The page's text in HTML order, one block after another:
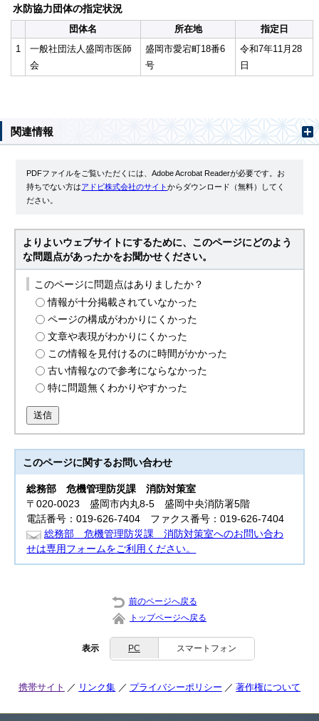
水防協力団体の指定状況
団体名
所在地
指定日
1
一般社団法人盛岡市医師
会
盛岡市愛宕町18番6
号
令和7年11月28
日
関連情報
PDFファイルをご覧いただくには、Adobe Acrobat Readerが必要です。お
持ちでない方はアドビ株式会社のサイトからダウンロード（無料）してく
ださい。
よりよいウェブサイトにするために、このページにどのよう
な問題点があったかをお聞かせください。
このページに問題点はありましたか？
情報が十分掲載されていなかった
ページの構成がわかりにくかった
文章や表現がわかりにくかった
この情報を見付けるのに時間がかかった
古い情報なので参考にならなかった
特に問題無くわかりやすかった
送信
このページに関するお問い合わせ
総務部危機管理防災課 消防対策室
〒020-0023 盛岡市内丸8-5 盛岡中央消防署5階
電話番号：019-626-7404 ファクス番号：019-626-7404
総務部 危機管理防災課 消防対策室へのお問い合わ
せは専用フォームをご利用ください。
前のページへ戻る
トップページへ戻る
表示 PC スマートフォン
携帯サイト リンク集 プライバシーポリシー 著作権について